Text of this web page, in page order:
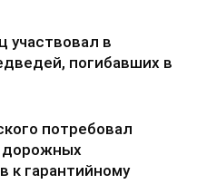
участвовал в
погибавших в
потребовал
дорожных
к гарантийному